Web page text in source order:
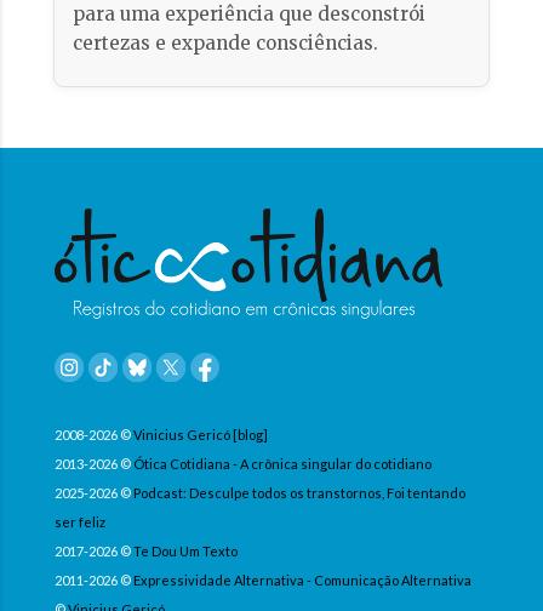
para uma experiência que desconstrói
certezas e expande consciências.
2008-2026 ©Vinicius Gericó [blog]
2013-2026 © Ótica Cotidiana - A crônica singular do cotidiano
2025-2026 © Podcast: Desculpe todos os transtornos, Foi tentando
ser feliz
2017-2026 ©Te Dou Um Texto
2011-2026 © Expressividade Alternativa - Comunicação Alternativa